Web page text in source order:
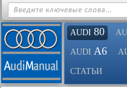
AUDI 80
AUDI A6
СТАТЬИ